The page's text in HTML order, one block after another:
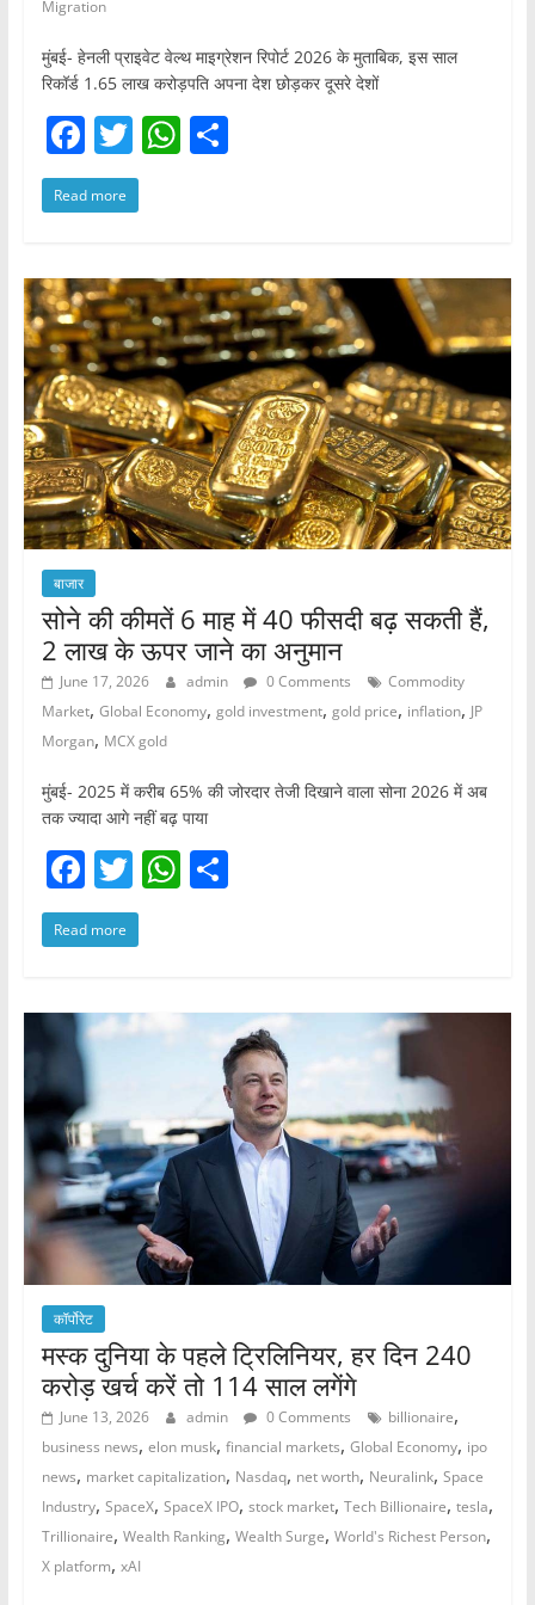
Migration
मुंबई- हेनली प्राइवेट वेल्थ माइग्रेशन रिपोर्ट 2026 के मुताबिक, इस साल
रिकॉर्ड 1.65 लाख करोड़पति अपना देश छोड़कर दूसरे देशों
F
a
c
b
o
o
k
T
w
itt
W
A
p
p
S
Read more
बाजार
सोने की कीमतें 6 माह में 40 फीसदी बढ़ सकती हैं,
2 लाख के ऊपर जाने का अनुमान
June 17, 2026 admin 0 Comments
Commodity
Market, Global Economy, gold investment, gold price, inflation, JP
Morgan, MCX gold
मुंबई- 2025 में करीब 65% की जोरदार तेजी दिखाने वाला सोना 2026 में अब
तक ज्यादा आगे नहीं बढ़ पाया
F
a
c
b
o
o
k
T
w
itt
W
A
S
Read more
कॉर्पोरेट
मस्क दुनिया के पहले ट्रिलिनियर, हर दिन 240
करोड़ खर्च करें तो 114 साल लगेंगे
June 13, 2026 admin 0 Comments billionaire,
business news, elon musk, financial markets, Global Economy, ipo
news, market capitalization, Nasdaq, net worth, Neuralink, Space
Industry, SpaceX, SpaceX IPO, stock market, Tech Billionaire, tesla,
Trillionaire, Wealth Ranking, Wealth Surge, World's Richest Person,
X platform, xAI